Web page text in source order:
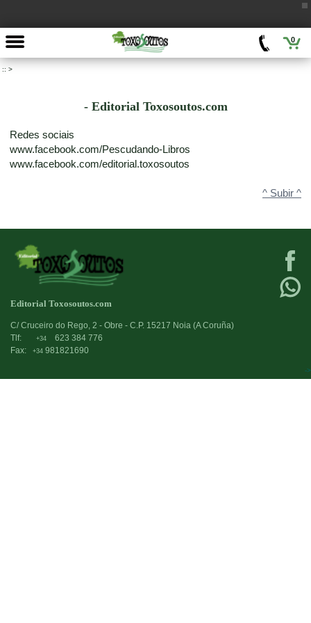
0
:: >
- Editorial Toxosoutos.com
Redes sociais
www.facebook.com/Pescudando-Libros
www.facebook.com/editorial.toxosoutos
^ Subir ^
Editorial Toxosoutos.com
C/ Cruceiro do Rego, 2 - Obre - C.P. 15217 Noia (A Coruña)
Tlf:
+34
623 384 776
Fax:
+34 981821690
->